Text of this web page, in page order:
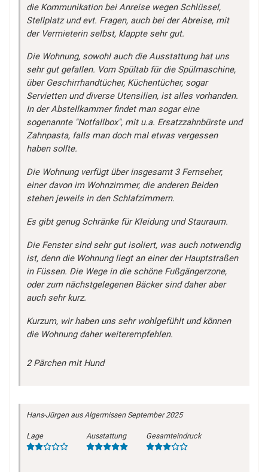
die Kommunikation bei Anreise wegen Schlüssel,
Stellplatz und evt. Fragen, auch bei der Abreise, mit
der Vermieterin selbst, klappte sehr gut.
Die Wohnung, sowohl auch die Ausstattung hat uns
sehr gut gefallen. Vom Spültab für die Spülmaschine,
über Geschirrhandtücher, Küchentücher, sogar
Servietten und diverse Utensilien, ist alles vorhanden.
In der Abstellkammer findet man sogar eine
sogenannte "Notfallbox", mit u.a. Ersatzzahnbürste und
Zahnpasta, falls man doch mal etwas vergessen
haben sollte.
Die Wohnung verfügt über insgesamt 3 Fernseher,
einer davon im Wohnzimmer, die anderen Beiden
stehen jeweils in den Schlafzimmern.
Es gibt genug Schränke für Kleidung und Stauraum.
Die Fenster sind sehr gut isoliert, was auch notwendig
ist, denn die Wohnung liegt an einer der Hauptstraßen
in Füssen. Die Wege in die schöne Fußgängerzone,
oder zum nächstgelegenen Bäcker sind daher aber
auch sehr kurz.
Kurzum, wir haben uns sehr wohlgefühlt und können
die Wohnung daher weiterempfehlen.
2 Pärchen mit Hund
Hans-Jürgenaus Algermissen September 2025
Lage Ausstattung Gesamteindruck